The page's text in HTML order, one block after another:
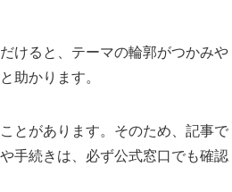
けると、テーマの輪郭がつかみや
助かります。
とがあります。そのため、記事で
手続きは、必ず公式窓口でも確認